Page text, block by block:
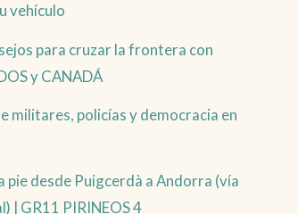
vehículo
para cruzar la frontera con
y CANADÁ
militares, policías y democracia en
pie desde Puigcerdà a Andorra (vía
| GR11 PIRINEOS 4